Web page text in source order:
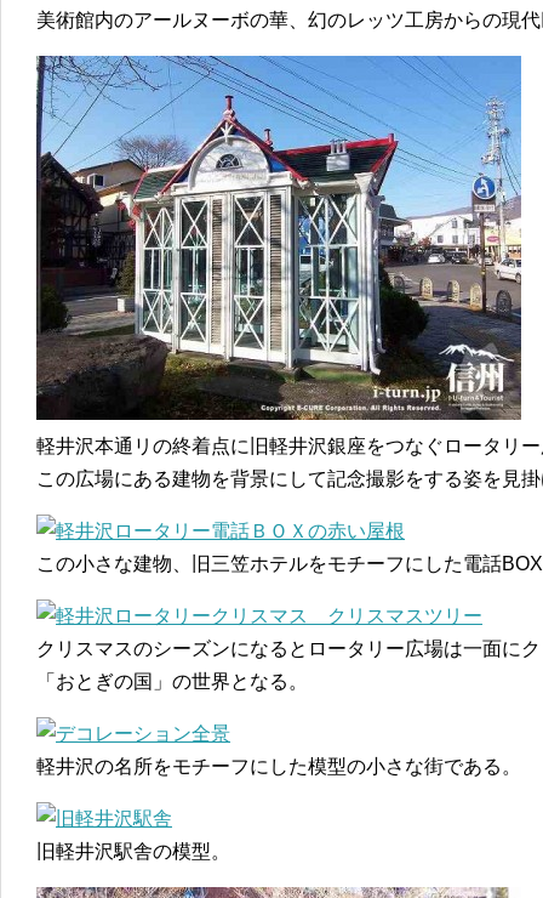
美術館内のアールヌーボの華、幻のレッツ工房からの現
軽井沢本通リの終着点に旧軽井沢銀座をつなぐロータリ
この広場にある建物を背景にして記念撮影をする姿を見
この小さな建物、旧三笠ホテルをモチーフにした電話
クリスマスのシーズンになるとロータリー広場は一面に
「おとぎの国」の世界となる。
軽井沢の名所をモチーフにした模型の小さな街である。
旧軽井沢駅舎の模型。